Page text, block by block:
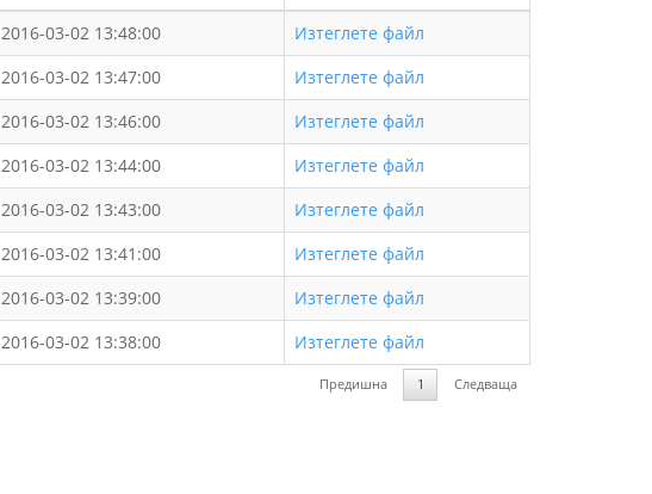
2016-03-02 13:48:00
Изтеглете файл
2016-03-02 13:47:00
Изтеглете файл
2016-03-02 13:46:00
Изтеглете файл
2016-03-02 13:44:00
Изтеглете файл
2016-03-02 13:43:00
Изтеглете файл
2016-03-02 13:41:00
Изтеглете файл
2016-03-02 13:39:00
Изтеглете файл
2016-03-02 13:38:00 Изтеглете файл
Предишна 1 Следваща